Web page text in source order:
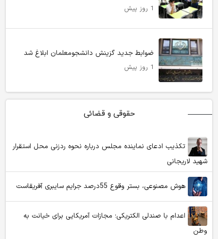
1 روز پیش
ضوابط جدید گزینش دانشجومعلمان ابلاغ شد
1 روز پیش
حقوقی و قضائی
تکذیب ادعای نماینده مجلس درباره نحوه ردزنی محل استقرار
شهید لاریجانی
هوش مصنوعی، بستر وقوع 55درصد جرایم سایبری آفریقاست
اعدام با صندلی الکتریکی؛ مجازات آمریکایی برای خیانت به
وطن